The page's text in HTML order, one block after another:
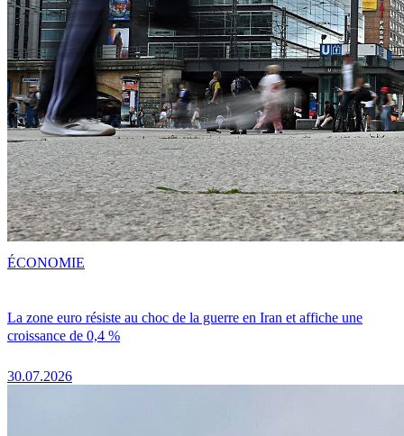
La zone euro résiste au choc de la guerre en Iran et affiche une
croissance de 0,4 %
30.07.2026
ÉCONOMIE